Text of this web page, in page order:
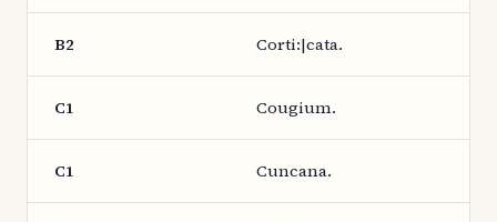
B2 Corti:|cata.
C1 Cougium.
C1 Cuncana.